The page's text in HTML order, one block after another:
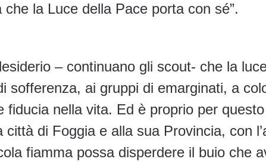
che la Luce della Pace porta con sé”.
– continuano gli scout- che la
sofferenza, ai gruppi di emarginati, a
fiducia nella vita. Ed è proprio per
città di Foggia e alla sua Provincia, con
fiamma possa disperdere il buio che